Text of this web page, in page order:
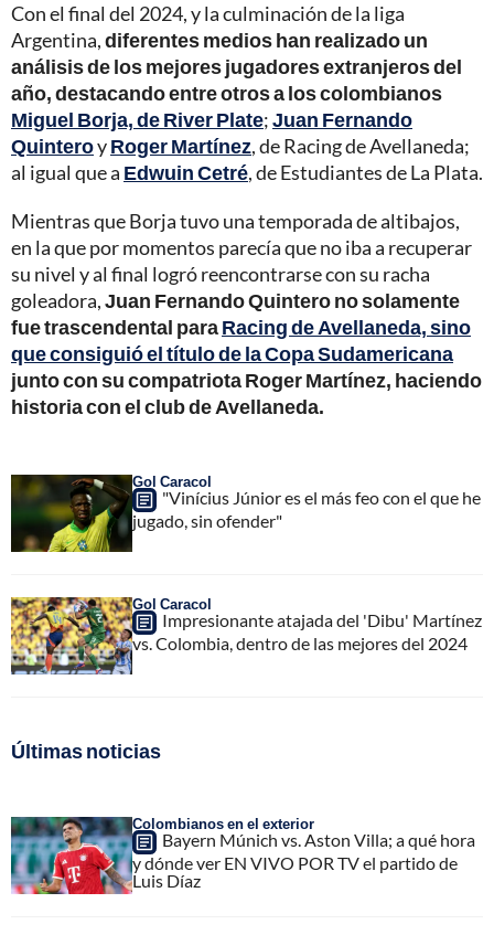
Con el final del 2024, y la culminación de la liga
Argentina,diferentes medios han realizado un
análisis de los mejores jugadores extranjeros del
año, destacando entre otros a los colombianos
Miguel Borja, de River Plate;Juan Fernando
QuinteroyRoger Martínez, de Racing de Avellaneda;
al igual que a Edwuin Cetré, de Estudiantes de La Plata.
Mientras que Borja tuvo una temporada de altibajos,
en la que por momentos parecía que no iba a recuperar
su nivel y al final logró reencontrarse con su racha
goleadora,Juan Fernando Quintero no solamente
fue trascendental paraRacing de Avellaneda, sino
que consiguió el título de la Copa Sudamericana
junto con su compatriota Roger Martínez, haciendo
historia con el club de Avellaneda.
Gol Caracol
"Vinícius Júnior es el más feo con el que he
jugado, sin ofender"
Gol Caracol
Impresionante atajada del 'Dibu' Martínez
vs. Colombia, dentro de las mejores del 2024
Últimas noticias
Colombianos en el exterior
Bayern Múnich vs. Aston Villa; a qué hora
y dónde ver EN VIVO POR TV el partido de
Luis Díaz